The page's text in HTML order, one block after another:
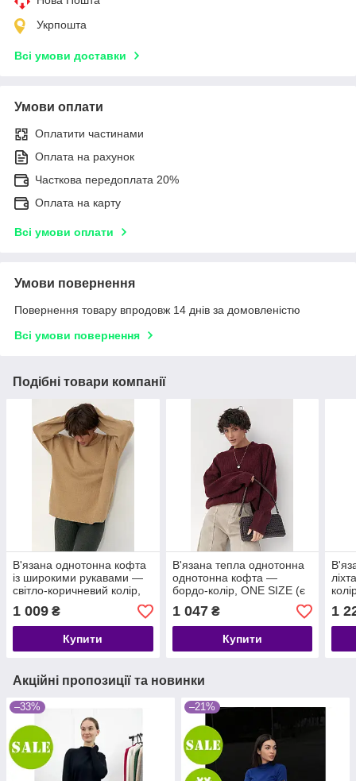
Укрпошта
Всі умови доставки
Умови оплати
Оплатити частинами
Оплата на рахунок
Часткова передоплата 20%
Оплата на карту
Всі умови оплати
Умови повернення
Повернення товару впродовж 14 днів за домовленістю
Всі умови повернення
Подібні товари компанії
В'язана однотонна кофта
із широкими рукавами —
світло-коричневий колір,
ONE SIZE (є розміри)
1 009 ₴
Купити
В'язана тепла однотонна
однотонна кофта —
бордо-колір, ONE SIZE (є
розміри)
1 047₴
Купити
1
Акційні пропозиції та новинки
–33% –21%